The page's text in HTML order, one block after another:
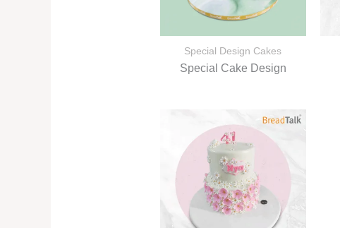
Special Design Cakes
Special Cake Design